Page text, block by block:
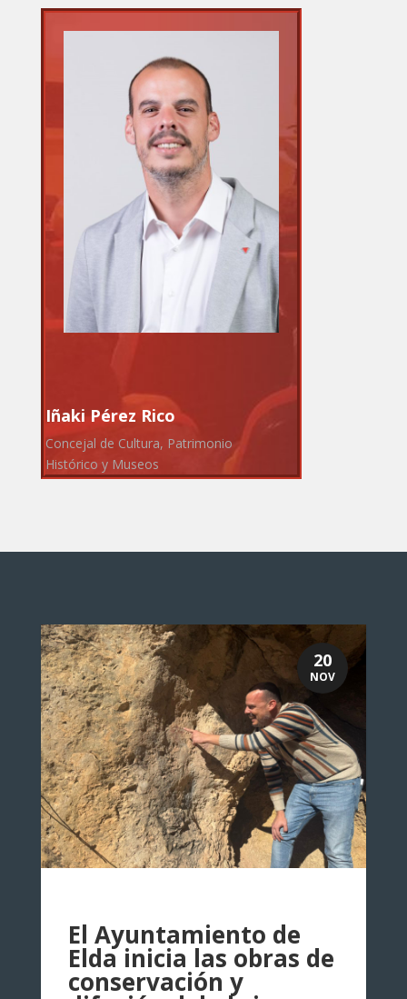
Iñaki Pérez Rico
Concejal de Cultura, Patrimonio
Histórico y Museos
El Ayuntamiento de
Elda inicia las obras de
conservación y
20
NOV